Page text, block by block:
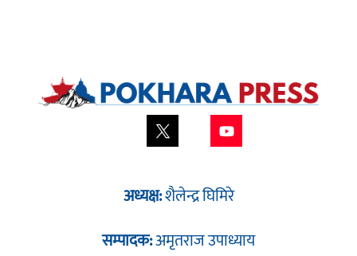
अध्यक्ष:शैलेन्द्र घिमिरे
सम्पादक:अमृतराज उपाध्याय